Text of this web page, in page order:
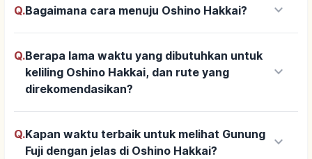
Q.Bagaimana cara menuju Oshino Hakkai? keyboard_arrow_down
Q.Berapa lama waktu yang dibutuhkan untuk
keliling Oshino Hakkai, dan rute yang
direkomendasikan?
keyboard_arrow_down
Q.Kapan waktu terbaik untuk melihat Gunung
Fuji dengan jelas di Oshino Hakkai?
keyboard_arrow_down